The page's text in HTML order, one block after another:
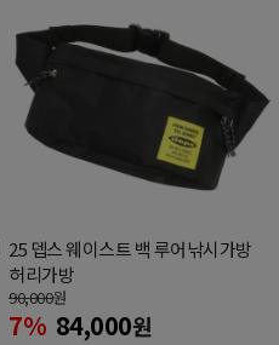
25 뎁스 웨이스트 백 루어낚시가방
허리가방
90,000원
7% 84,000원